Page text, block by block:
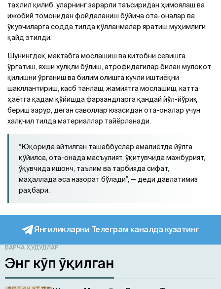
таҳлил қилиб, уларнинг зарарли таъсиридан ҳимоялаш ва
ижобий томонидан фойдаланиш бўйича ота-оналар ва
ўқувчиларга содда тилда қўлланмалар яратиш муҳимлиги
қайд этилди.
Шунингдек, мактабга мослашиш ва китобни севишга
ўргатиш, яхши хулқли бўлиш, атрофидагилар билан мулоқот
қилишни ўрганиш ва билим олишга кучли иштиёқни
шакллантириш, касб танлаш, жамиятга мослашиш, катта
ҳаётга қадам қўйишда фарзандларга қандай йўл-йўриқ
бериш зарур, деган саволлар юзасидан ота-оналар учун
халқчил тилда материаллар тайёрланади.
“Юқорида айтилган ташаббуслар амалиётда йўлга
қўйилса, ота-онада масъулият, ўқитувчида мажбурият,
ўқувчида ишонч, таълим ва тарбияда сифат,
маҳаллада эса назорат бўлади”, — деди давлатимиз
раҳбари.
Янгиликларни Телеграм каналда кузатинг
БАРЧА ҲУДУДЛАР
Энг кўп ўқилган